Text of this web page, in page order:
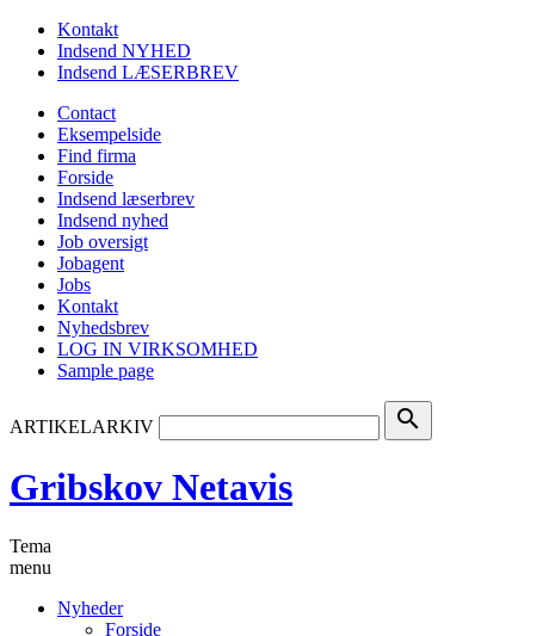
Kontakt
Indsend NYHED
Indsend LÆSERBREV
Contact
Eksempelside
Find firma
Forside
Indsend læserbrev
Indsend nyhed
Job oversigt
Jobagent
Jobs
Kontakt
Nyhedsbrev
LOG IN VIRKSOMHED
Sample page
ARTIKELARKIV search
Gribskov Netavis
Tema
menu
Nyheder
Forside